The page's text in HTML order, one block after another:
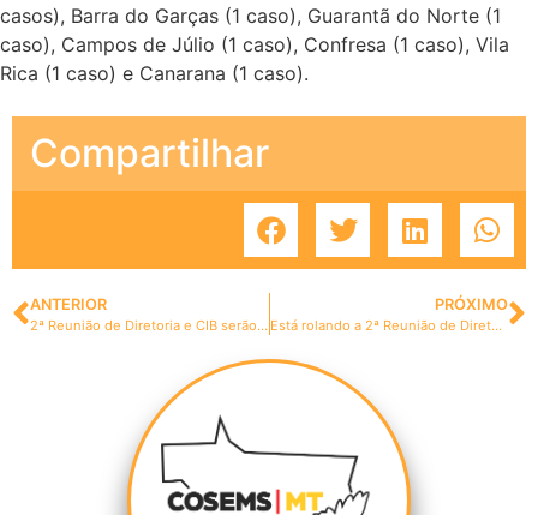
casos), Barra do Garças (1 caso), Guarantã do Norte (1
caso), Campos de Júlio (1 caso), Confresa (1 caso), Vila
Rica (1 caso) e Canarana (1 caso).
Compartilhar
ANTERIOR
2ª Reunião de Diretoria e CIB serão promovidas nesta terça e quarta-feira
PRÓXIMO
Está rolando a 2ª Reunião de Diretoria; amanhã é a CIB/MT (atualizada com vídeo CIB e fotos)